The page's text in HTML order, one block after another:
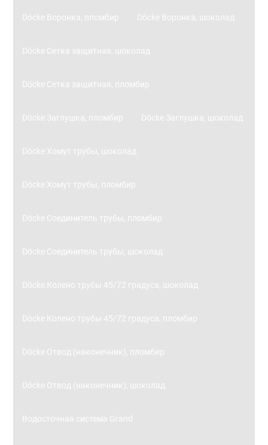
Döcke Воронка, пломбир Döcke Воронка, шоколад
Döcke Сетка защитная, шоколад
Döcke Сетка защитная, пломбир
Döcke Заглушка, пломбир Döcke Заглушка, шоколад
Döcke Хомут трубы, шоколад
Döcke Хомут трубы, пломбир
Döcke Соединитель трубы, пломбир
Döcke Соединитель трубы, шоколад
Döcke Колено трубы 45/72 градуса, шоколад
Döcke Колено трубы 45/72 градуса, пломбир
Döcke Отвод (наконечник), пломбир
Döcke Отвод (наконечник), шоколад
Водосточная система Grand